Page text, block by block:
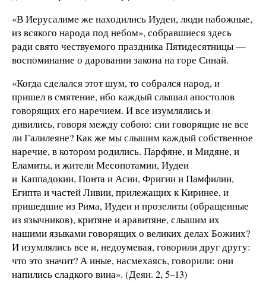
«В Иерусалиме же находились Иудеи, люди набожные,
из всякого народа под небом», собравшиеся здесь
ради свято чествуемого праздника Пятидесятницы —
воспоминание о даровании закона на горе Синай.
«Когда сделался этот шум, то собрался народ, и
пришел в смятение, ибо каждый слышал апостолов
говорящих его наречием. И все изумлялись и
дивились, говоря между собою: сии говорящие не все
ли Галилеяне? Как же мы слышим каждый собственное
наречие, в котором родились. Парфяне, и Мидяне, и
Еламиты, и жители Месопотамии, Иудеи
и Каппадокии, Понта и Асии, Фригии и Памфилии,
Египта и частей Ливии, прилежащих к Киринее, и
пришедшие из Рима, Иудеи и прозелиты (обращенные
из язычников), критяне и аравитяне, слышим их
нашими языками говорящих о великих делах Божиих?
И изумлялись все и, недоумевая, говорили друг другу:
что это значит? А иные, насмехаясь, говорили: они
напились сладкого вина». (Деян. 2, 5–13)